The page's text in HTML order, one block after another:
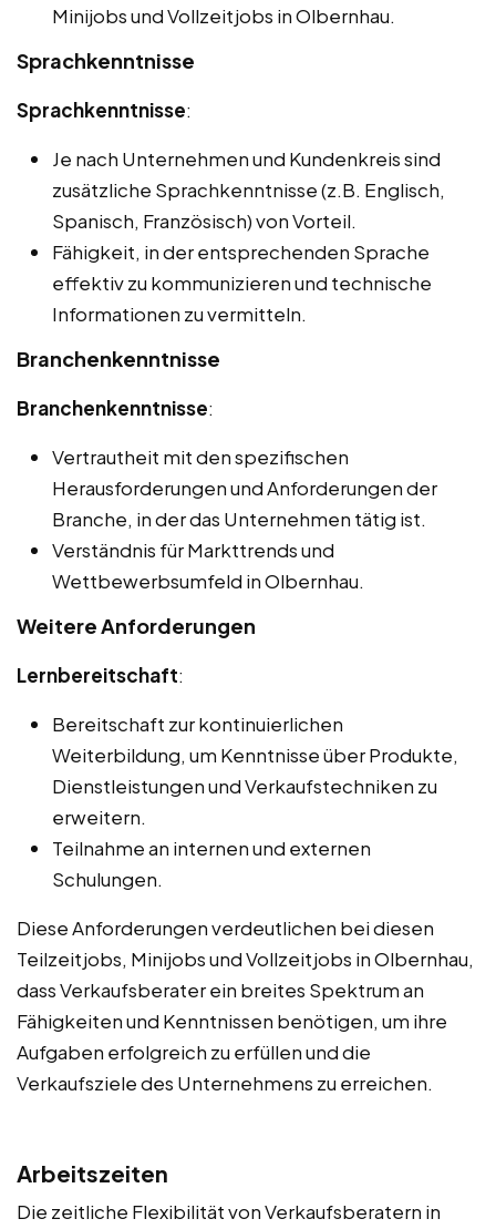
Minijobs und Vollzeitjobs in Olbernhau.
Sprachkenntnisse
Sprachkenntnisse:
Je nach Unternehmen und Kundenkreis sind
zusätzliche Sprachkenntnisse (z.B. Englisch,
Spanisch, Französisch) von Vorteil.
Fähigkeit, in der entsprechenden Sprache
effektiv zu kommunizieren und technische
Informationen zu vermitteln.
Branchenkenntnisse
Branchenkenntnisse:
Vertrautheit mit den spezifischen
Herausforderungen und Anforderungen der
Branche, in der das Unternehmen tätig ist.
Verständnis für Markttrends und
Wettbewerbsumfeld in Olbernhau.
Weitere Anforderungen
Lernbereitschaft:
Bereitschaft zur kontinuierlichen
Weiterbildung, um Kenntnisse über Produkte,
Dienstleistungen und Verkaufstechniken zu
erweitern.
Teilnahme an internen und externen
Schulungen.
Diese Anforderungen verdeutlichen bei diesen
Teilzeitjobs, Minijobs und Vollzeitjobs in Olbernhau,
dass Verkaufsberater ein breites Spektrum an
Fähigkeiten und Kenntnissen benötigen, um ihre
Aufgaben erfolgreich zu erfüllen und die
Verkaufsziele des Unternehmens zu erreichen.
Arbeitszeiten
Die zeitliche Flexibilität von Verkaufsberatern in